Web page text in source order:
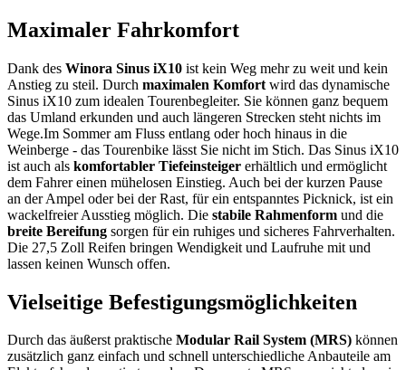
Maximaler Fahrkomfort
Dank des Winora Sinus iX10 ist kein Weg mehr zu weit und kein
Anstieg zu steil. Durch maximalen Komfort wird das dynamische
Sinus iX10 zum idealen Tourenbegleiter. Sie können ganz bequem
das Umland erkunden und auch längeren Strecken steht nichts im
Wege.Im Sommer am Fluss entlang oder hoch hinaus in die
Weinberge - das Tourenbike lässt Sie nicht im Stich. Das Sinus iX10
ist auch als komfortabler Tiefeinsteiger erhältlich und ermöglicht
dem Fahrer einen mühelosen Einstieg. Auch bei der kurzen Pause
an der Ampel oder bei der Rast, für ein entspanntes Picknick, ist ein
wackelfreier Ausstieg möglich. Die stabile Rahmenform und die
breite Bereifung sorgen für ein ruhiges und sicheres Fahrverhalten.
Die 27,5 Zoll Reifen bringen Wendigkeit und Laufruhe mit und
lassen keinen Wunsch offen.
Vielseitige Befestigungsmöglichkeiten
Durch das äußerst praktische Modular Rail System (MRS) können
zusätzlich ganz einfach und schnell unterschiedliche Anbauteile am